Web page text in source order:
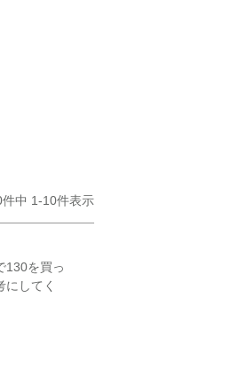
件中 1-10件表示
130を買っ
してく